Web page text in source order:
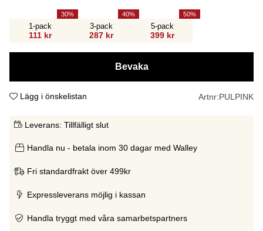
1-pack
111 kr
30
3-pack
287 kr
40
5-pack
399 kr
50
Bevaka
Lägg i önskelistan Artnr:PULPINK
Leverans: Tillfälligt slut
Handla nu - betala inom 30 dagar med Walley
Fri standardfrakt över 499kr
Expressleverans möjlig i kassan
Handla tryggt med våra samarbetspartners